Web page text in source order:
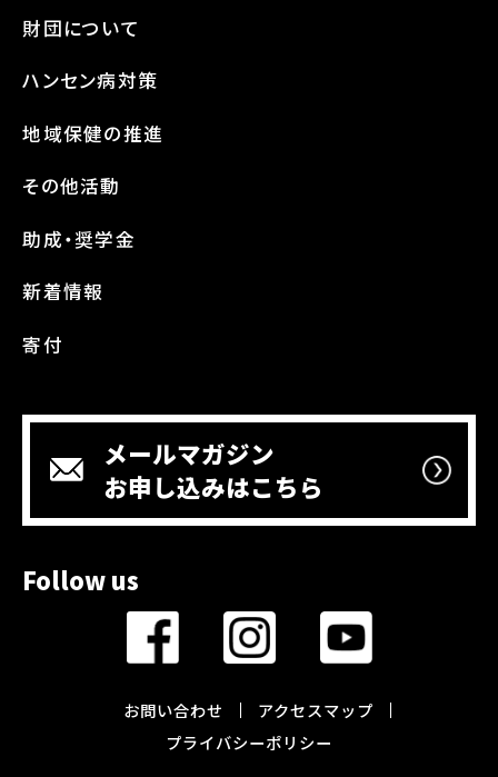
財団について
ハンセン病対策
地域保健の推進
その他活動
助成・奨学金
新着情報
寄付
メールマガジン
お申し込みはこちら
Follow us
お問い合わせ
アクセスマップ
プライバシーポリシー